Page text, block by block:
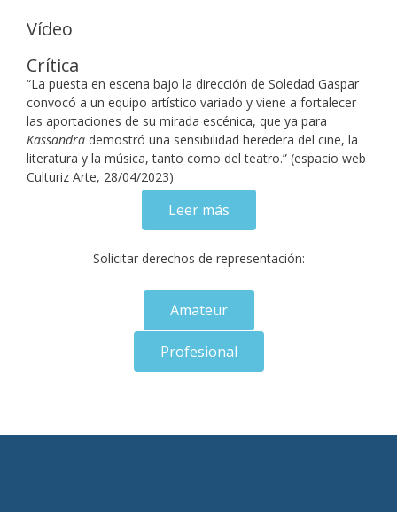
Vídeo
Crítica
“La puesta en escena bajo la dirección de Soledad Gaspar
convocó a un equipo artístico variado y viene a fortalecer
las aportaciones de su mirada escénica, que ya para
Kassandra demostró una sensibilidad heredera del cine, la
literatura y la música, tanto como del teatro.” (espacio web
Culturiz Arte, 28/04/2023)
Leer más
Solicitar derechos de representación:
Amateur
Profesional